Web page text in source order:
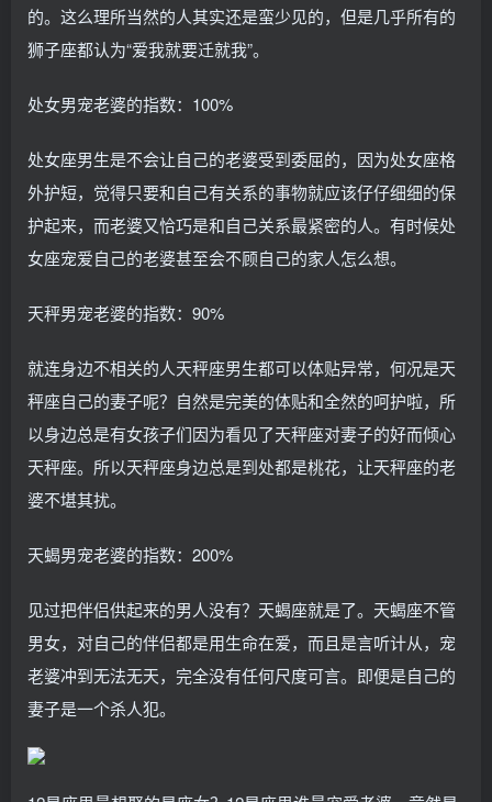
的。这么理所当然的人其实还是蛮少见的，但是几乎所有的
狮子座都认为“爱我就要迁就我”。
处女男宠老婆的指数：100%
处女座男生是不会让自己的老婆受到委屈的，因为处女座格
外护短，觉得只要和自己有关系的事物就应该仔仔细细的保
护起来，而老婆又恰巧是和自己关系最紧密的人。有时候处
女座宠爱自己的老婆甚至会不顾自己的家人怎么想。
天秤男宠老婆的指数：90%
就连身边不相关的人天秤座男生都可以体贴异常，何况是天
秤座自己的妻子呢？自然是完美的体贴和全然的呵护啦，所
以身边总是有女孩子们因为看见了天秤座对妻子的好而倾心
天秤座。所以天秤座身边总是到处都是桃花，让天秤座的老
婆不堪其扰。
天蝎男宠老婆的指数：200%
见过把伴侣供起来的男人没有？天蝎座就是了。天蝎座不管
男女，对自己的伴侣都是用生命在爱，而且是言听计从，宠
老婆冲到无法无天，完全没有任何尺度可言。即便是自己的
妻子是一个杀人犯。